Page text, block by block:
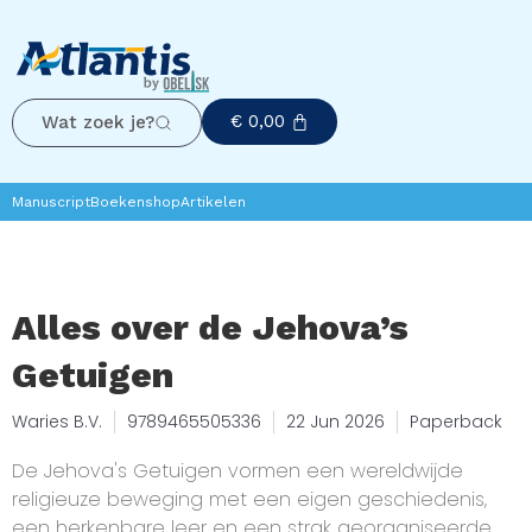
Wat zoek je? € 0,00
ManuscriptBoekenshopArtikelen
Alles over de Jehova’s
Getuigen
Waries B.V. 9789465505336 22 Jun 2026 Paperback
De Jehova's Getuigen vormen een wereldwijde
religieuze beweging met een eigen geschiedenis,